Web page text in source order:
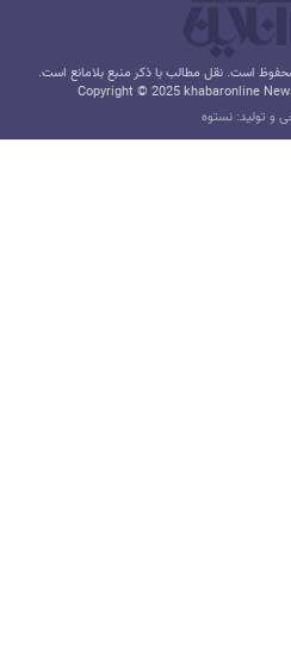
است. نقل مطالب با ذکر منبع بلامانع است.
Copyright © 2025 khabaronline
و تولید: نستوه